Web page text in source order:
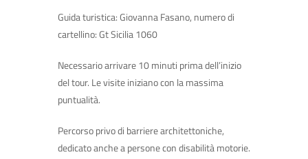
Guida turistica: Giovanna Fasano, numero di
cartellino: Gt Sicilia 1060
Necessario arrivare 10 minuti prima dell’inizio
del tour. Le visite iniziano con la massima
puntualità.
Percorso privo di barriere architettoniche,
dedicato anche a persone con disabilità motorie.